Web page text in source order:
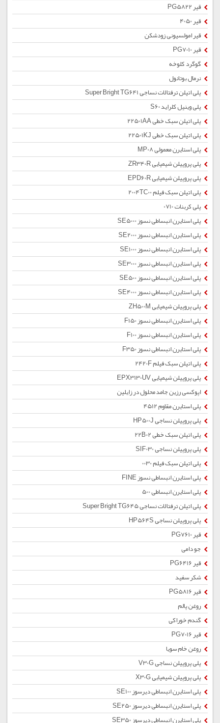
قیر PG5822
قیر 4050
قیر امولسیونی زودشکن
قیر PG7010
گوگرد کلوخه
نرمال بوتانول
پلی اتیلن ترفتالات نساجی Super Bright TG641
پلی وینیل کلراید S60
پلی اتیلن سبک خطی 22501AA
پلی اتیلن سبک خطی 22501KJ
پلی استایرن معمولی MP08
پلی پروپیلن شیمیایی ZR340R
پلی پروپیلن شیمیایی EPD60R
پلی اتیلن سبک فیلم 2004TC00
پلی کربنات 0710
پلی استایرن انبساطی نسوز SE5000
پلی استایرن انبساطی نسوز SE2000
پلی استایرن انبساطی نسوز SE1000
پلی استایرن انبساطی نسوز SE3000
پلی استایرن انبساطی نسوز SE500
پلی استایرن انبساطی نسوز SE4000
پلی پروپیلن شیمیایی ZH500M
پلی استایرن انبساطی نسوز F150
پلی استایرن انبساطی نسوز F100
پلی استایرن انبساطی نسوز F350
پلی اتیلن سبک فیلم 2420F
پلی پروپیلن شیمیایی EPX3130UV
اپوکسی رزین جامد محلول در زایلین
پلی استایرن مقاوم 4512
پلی پروپیلن نساجی HP500J
پلی اتیلن سبک خطی 22B02
پلی پروپیلن نساجی SIF030
پلی اتیلن سبک فیلم 0030
پلی استایرن انبساطی نسوز FINE
پلی استایرن انبساطی 500
پلی اتیلن ترفتالات نساجی Super Bright TG645
پلی پروپیلن نساجی HP564S
قیر PG7610
جو دامی
قیر PG6416
شکر سفید
قیر PG5816
روغن پالم
گندم خوراکی
قیر PG7016
روغن خام سویا
پلی پروپیلن نساجی V30G
پلی پروپیلن شیمیایی X30G
پلی استایرن انبساطی دیرسوز SE100
پلی استایرن انبساطی دیرسوز SE250
پلی استایرن انبساطی دیرسوز SE350